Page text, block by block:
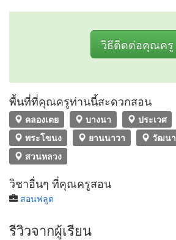
วิธีติดต่อคุณครู
พื้นที่ที่คุณครูท่านนี้สะดวกสอน
คลองเตย บางนา ประเวศ
พระโขนง
ยานนาวา วัฒนา
สวนหลวง
วิชาอื่นๆ ที่คุณครูสอน
สอนฟลูต
รีวิวจากผู้เรียน